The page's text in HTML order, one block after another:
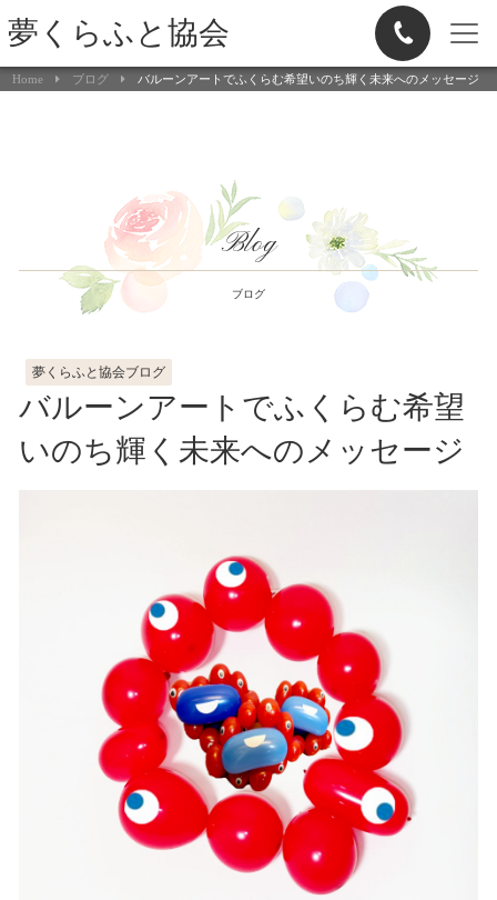
夢くらふと協会
Home ブログ バルーンアートでふくらむ希望いのち輝く未来へのメッセージ
Blog
ブログ
夢くらふと協会ブログ
バルーンアートでふくらむ希望
いのち輝く未来へのメッセージ